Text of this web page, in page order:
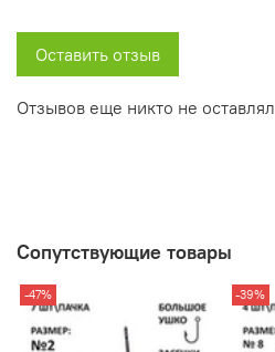
Отзывов еще никто не оставлял
Оставить отзыв
Сопутствующие товары
-47% -39%